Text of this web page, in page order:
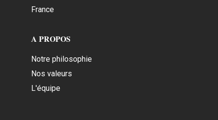
France
A PROPOS
Notre philosophie
Nos valeurs
L'équipe